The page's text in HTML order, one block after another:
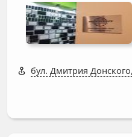
бул. Дмитрия